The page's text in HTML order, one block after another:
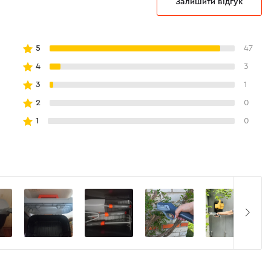
5 47
4 3
3 1
2 0
1 0